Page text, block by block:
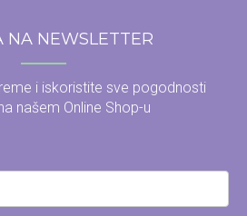
NA NEWSLETTER
i iskoristite sve pogodnosti
našem Online Shop-u